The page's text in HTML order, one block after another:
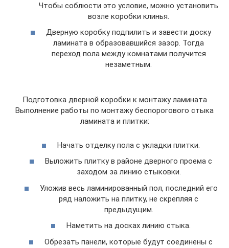
Чтобы соблюсти это условие, можно установить
возле коробки клинья.
Дверную коробку подпилить и завести доску
ламината в образовавшийся зазор. Тогда
переход пола между комнатами получится
незаметным.
Подготовка дверной коробки к монтажу ламината
Выполнение работы по монтажу беспорогового стыка
ламината и плитки:
Начать отделку пола с укладки плитки.
Выложить плитку в районе дверного проема с
заходом за линию стыковки.
Уложив весь ламинированный пол, последний его
ряд наложить на плитку, не скрепляя с
предыдущим.
Наметить на досках линию стыка.
Обрезать панели, которые будут соединены с